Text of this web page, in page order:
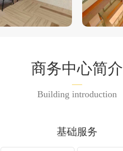
商务中心简介
Building introduction
基础服务